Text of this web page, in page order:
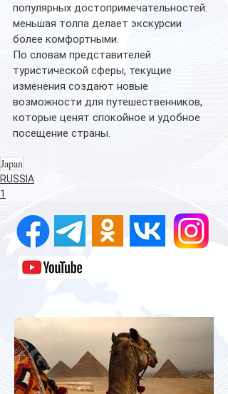
популярных достопримечательностей:
меньшая толпа делает экскурсии
более комфортными.
По словам представителей
туристической сферы, текущие
изменения создают новые
возможности для путешественников,
которые ценят спокойное и удобное
посещение страны.
Japan
RUSSIA
1